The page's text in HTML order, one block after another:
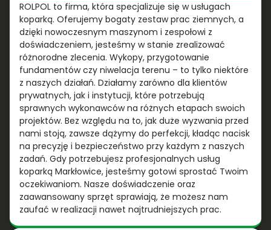
ROLPOL to firma, która specjalizuje się w usługach
koparką. Oferujemy bogaty zestaw prac ziemnych, a
dzięki nowoczesnym maszynom i zespołowi z
doświadczeniem, jesteśmy w stanie zrealizować
różnorodne zlecenia. Wykopy, przygotowanie
fundamentów czy niwelacja terenu – to tylko niektóre
z naszych działań. Działamy zarówno dla klientów
prywatnych, jak i instytucji, które potrzebują
sprawnych wykonawców na różnych etapach swoich
projektów. Bez względu na to, jak duże wyzwania przed
nami stoją, zawsze dążymy do perfekcji, kładąc nacisk
na precyzję i bezpieczeństwo przy każdym z naszych
zadań. Gdy potrzebujesz profesjonalnych usług
koparką Markłowice, jesteśmy gotowi sprostać Twoim
oczekiwaniom. Nasze doświadczenie oraz
zaawansowany sprzęt sprawiają, że możesz nam
zaufać w realizacji nawet najtrudniejszych prac.